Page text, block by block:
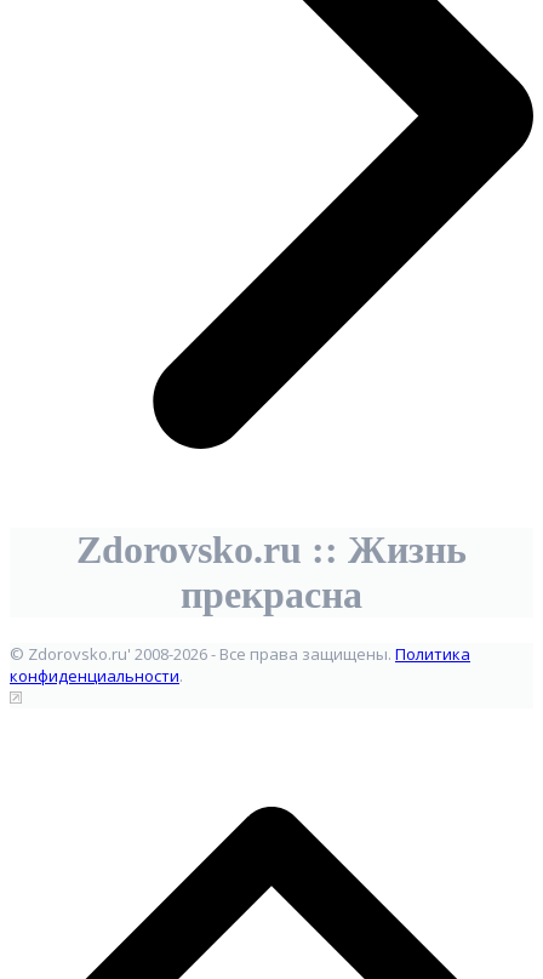
Zdorovsko.ru :: Жизнь
прекрасна
© Zdorovsko.ru' 2008-2026 - Все права защищены. Политика
конфиденциальности.